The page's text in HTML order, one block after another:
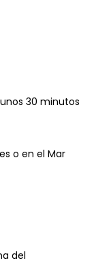
30 minutos
o en el Mar
del